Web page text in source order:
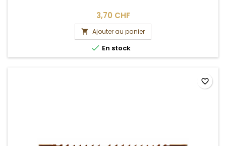
3,70 CHF
 Ajouter au panier
 En stock
favorite_border